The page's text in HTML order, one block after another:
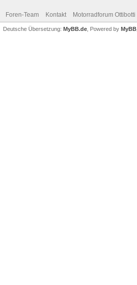
Foren-Team Kontakt Motorradforum Ottibotti
Deutsche Übersetzung: MyBB.de , Powered by MyBB